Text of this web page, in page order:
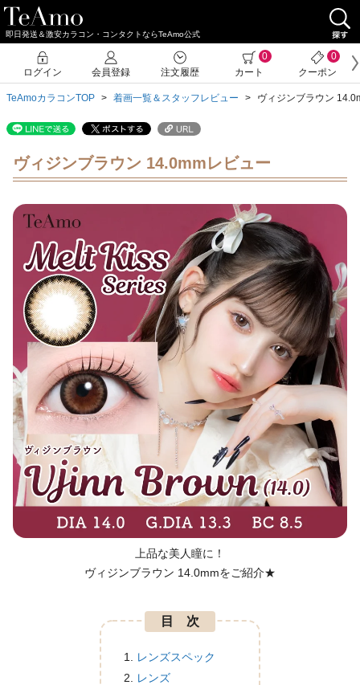
即日発送＆激安カラコン・コンタクトならTeAmo公式
TeAmoカラコンTOP 着画一覧＆スタッフレビュー ヴィジンブラウン
ヴィジンブラウン 14.0mmレビュー
上品な美人瞳に！
ヴィジンブラウン 14.0mmをご紹介★
目 次
レンズスペック
レンズ
ログイン 会員登録 注文履歴
0
カート
0
クーポン